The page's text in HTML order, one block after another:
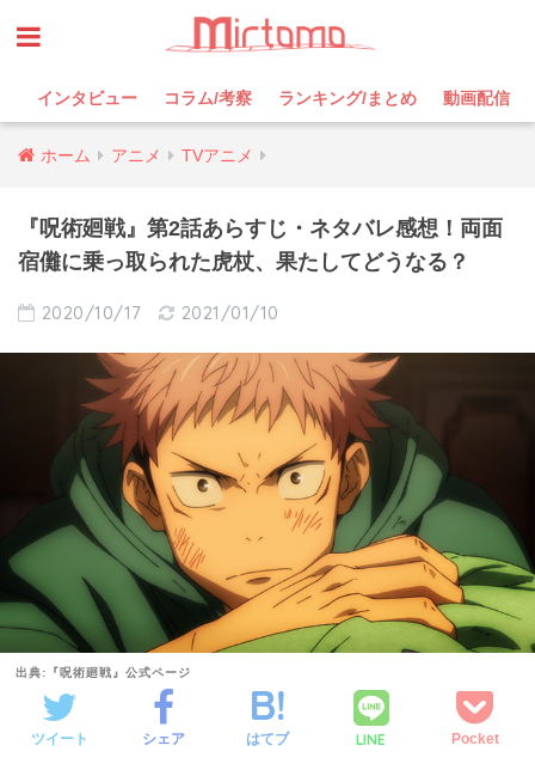
インタビュー コラム/考察 ランキング/まとめ 動画配信
ホーム アニメ TVアニメ
『呪術廻戦』第2話あらすじ・ネタバレ感想！両面
宿儺に乗っ取られた虎杖、果たしてどうなる？
2020/10/17 2021/01/10
出典:『呪術廻戦』公式ページ
ツイート シェア はてブ LINE Pocket